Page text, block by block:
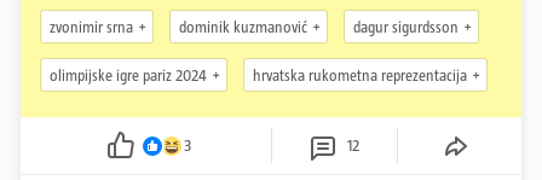
zvonimir srna dominik kuzmanović dagur sigurdsson
olimpijske igre pariz 2024 hrvatska rukometna reprezentacija
3 12